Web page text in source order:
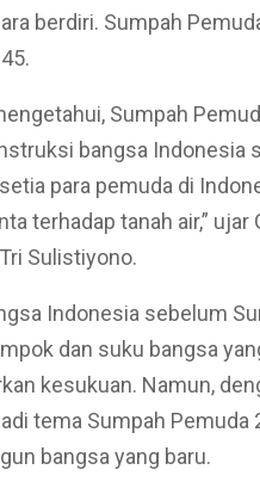
berdiri. Sumpah
Sumpah
bangsa Indonesia
para pemuda di
terhadap tanah air,” ujar
Sulistiyono.
Indonesia sebelum
dan suku bangsa
kesukuan. Namun,
tema Sumpah Pemuda
bangsa yang baru.